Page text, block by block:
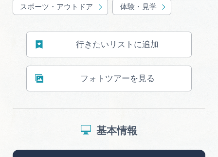
スポーツ・アウトドア 体験・見学
行きたいリストに追加
フォトツアーを見る
基本情報